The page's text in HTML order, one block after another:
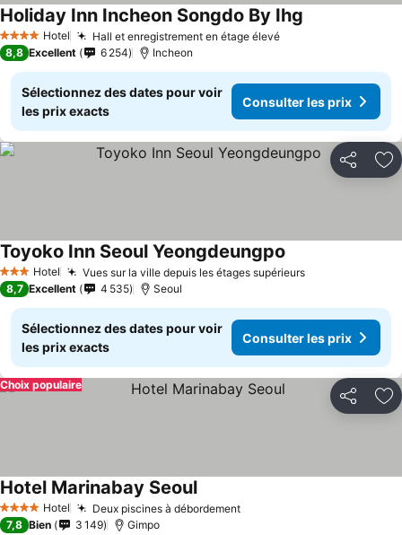
4 Étoiles Hotel Hall et enregistrement en étage élevéConsulter les prix
Holiday Inn Incheon Songdo By Ihg
8,8 Excellent 6 254 Incheon
Sélectionnez des dates pour voir
les prix exacts
Consulter les prix
Partager
3 ÉtoilesHotel Vues sur la ville depuis les étages supérieursConsulter les
Toyoko Inn Seoul Yeongdeungpo
8,7 Excellent 4 535 Seoul
Sélectionnez des dates pour voir
les prix exacts
Consulter les prix
Partager
Choix populaire
4 Étoiles Hotel Deux piscines à débordementConsulter les prix
Hotel Marinabay SeoulConsulter les prix
7,8 Bien 3 149 Gimpo